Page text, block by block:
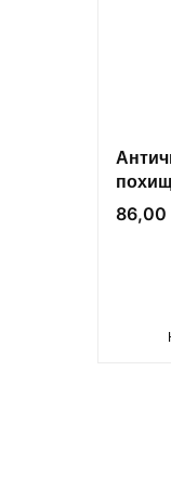
Цена
86,00